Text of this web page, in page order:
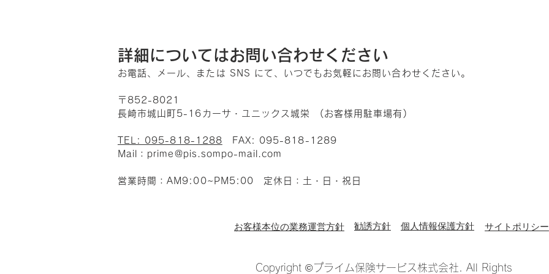
夏季休業のお知らせ
詳細についてはお問い合わせください
お電話、メール、または SNS にて、いつでもお気軽にお問い合わせください。
〒852-8021
長崎市城山町5-16カーサ・ユニックス城栄 (お客様用駐車場有)
TEL: 095-818-1288
FAX: 095-818-1289
​Mail
： prime@pis.sompo-mail.com
営業時間：AM9:00~PM5:00 定休日：土・日・祝日
お客様本位の業務運営方針 ​勧誘方針 ​個人情報保護方針 サイトポリシー
Copyright ©プライム保険サービス株式会社. All Rights